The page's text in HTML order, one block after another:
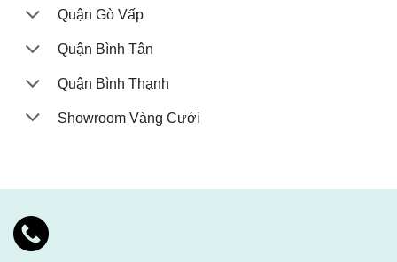
Quận Gò Vấp
Quận Bình Tân
Quận Bình Thạnh
Showroom Vàng Cưới